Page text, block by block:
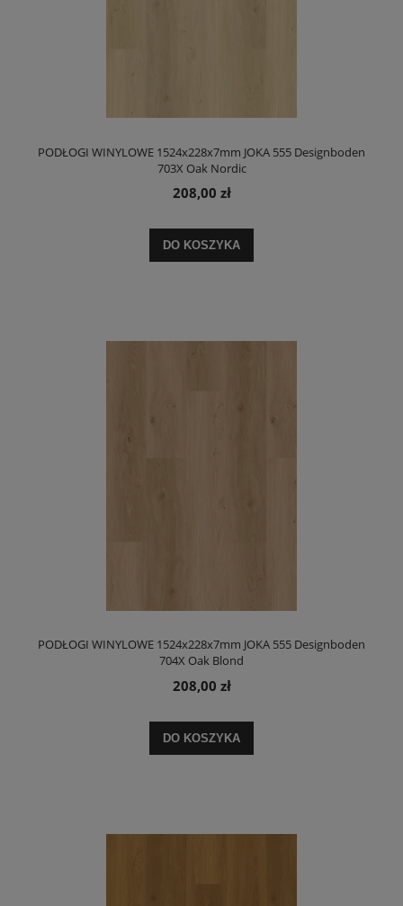
PODŁOGI WINYLOWE 1524x228x7mm JOKA 555 Designboden
703X Oak Nordic
208,00 zł
DO KOSZYKA
PODŁOGI WINYLOWE 1524x228x7mm JOKA 555 Designboden
704X Oak Blond
208,00 zł
DO KOSZYKA